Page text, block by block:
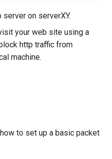
on serverXY.
your web site using a
http traffic from
machine.
to set up a basic packet